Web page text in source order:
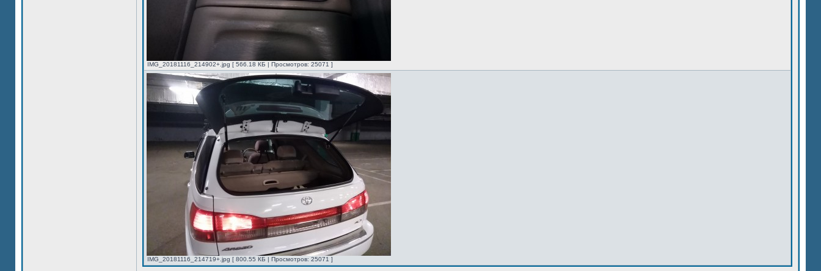
IMG_20181116_214902+.jpg [ 566.18 КБ | Просмотров: 25071 ]
IMG_20181116_214719+.jpg [ 800.55 КБ | Просмотров: 25071 ]